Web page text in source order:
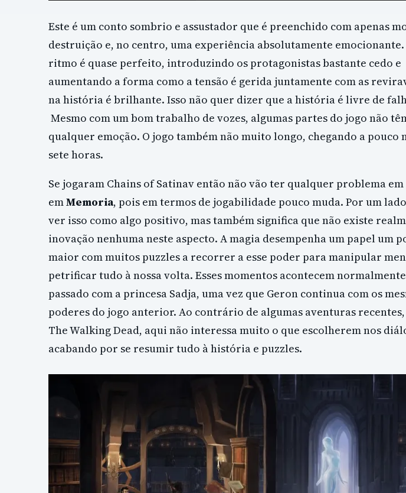
Este é um conto sombrio e assustador que é preenchido com apenas
destruição e, no centro, uma experiência absolutamente emocionante.
ritmo é quase perfeito, introduzindo os protagonistas bastante cedo e
aumentando a forma como a tensão é gerida juntamente com as
na história é brilhante. Isso não quer dizer que a história é livre de
Mesmo com um bom trabalho de vozes, algumas partes do jogo não
qualquer emoção. O jogo também não muito longo, chegando a pouco
sete horas.
Se jogaram Chains of Satinav então não vão ter qualquer problema
emMemoria, pois em termos de jogabilidade pouco muda. Por um
ver isso como algo positivo, mas também significa que não existe
inovação nenhuma neste aspecto. A magia desempenha um papel um
maior com muitos puzzles a recorrer a esse poder para manipular
petrificar tudo à nossa volta. Esses momentos acontecem
passado com a princesa Sadja, uma vez que Geron continua com os
poderes do jogo anterior. Ao contrário de algumas aventuras
The Walking Dead, aqui não interessa muito o que escolherem nos
acabando por se resumir tudo à história e puzzles.